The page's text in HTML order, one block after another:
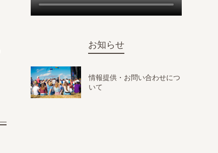
お知らせ
情報提供・お問い合わせにつ
いて